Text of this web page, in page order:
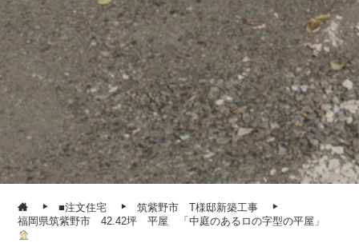
■注文住宅
筑紫野市 T様邸新築工事
福岡県筑紫野市 42.42坪 平屋 「中庭のあるロの字型の平屋」